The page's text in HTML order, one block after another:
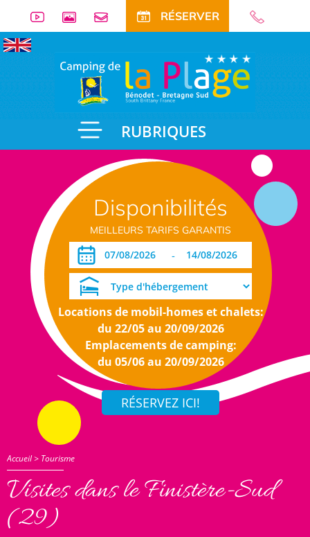
RÉSERVER
RUBRIQUES
Disponibilités
MEILLEURS TARIFS GARANTIS
-
Locations de mobil-homes et chalets:
du 22/05 au 20/09/2026
Emplacements de camping:
du 05/06 au 20/09/2026
Accueil> Tourisme
Visites dans le Finistère-Sud
(29)